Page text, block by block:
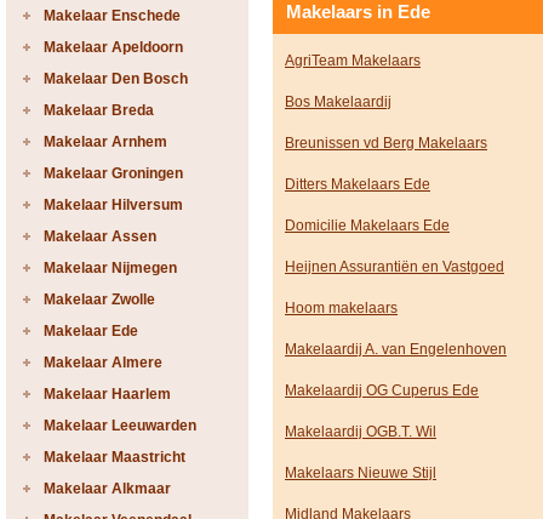
Makelaar Enschede
Makelaar Apeldoorn
Makelaar Den Bosch
Makelaar Breda
Makelaar Arnhem
Makelaar Groningen
Makelaar Hilversum
Makelaar Assen
Makelaar Nijmegen
Makelaar Zwolle
Makelaar Ede
Makelaar Almere
Makelaar Haarlem
Makelaar Leeuwarden
Makelaar Maastricht
Makelaar Alkmaar
Makelaars in Ede
AgriTeam Makelaars
Bos Makelaardij
Breunissen vd Berg Makelaars
Ditters Makelaars Ede
Domicilie Makelaars Ede
Heijnen Assurantiën en Vastgoed
Hoom makelaars
Makelaardij A. van Engelenhoven
Makelaardij OG Cuperus Ede
Makelaardij OGB.T. Wil
Makelaars Nieuwe Stijl
Midland Makelaars